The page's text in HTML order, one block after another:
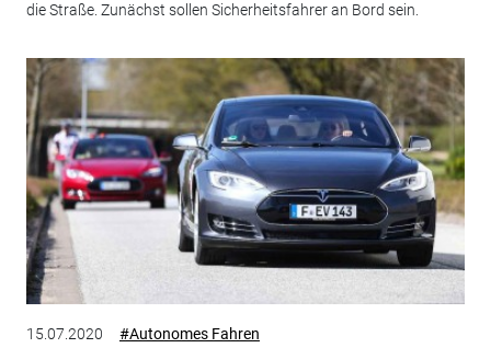
die Straße. Zunächst sollen Sicherheitsfahrer an Bord sein.
15.07.2020 #Autonomes Fahren